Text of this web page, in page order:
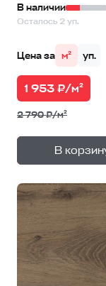
В наличии
Осталось 2 уп.
Цена за м² уп.
1 953 ₽/м²
2 790 ₽/м²
В
— 1уп.